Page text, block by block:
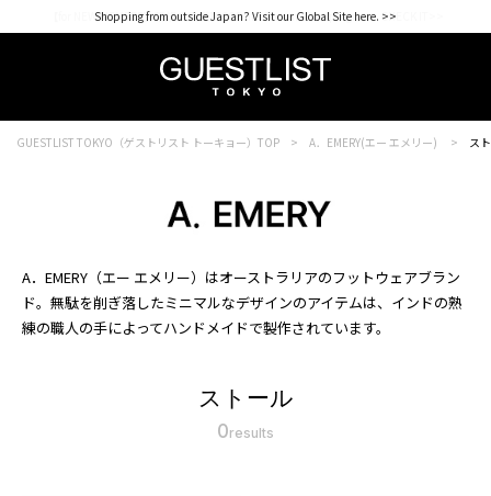
Shopping from outside Japan? Visit our Global Site here. >>
【for NEW MEMBER】新規会員様1000Point Present Campaign CHECK IT>>
GUESTLIST TOKYO（ゲストリスト トーキョー）TOP A．EMERY(エー エメリー) ス
A．EMERY（エー エメリー）はオーストラリアのフットウェアブラン
ド。無駄を削ぎ落したミニマルなデザインのアイテムは、インドの熟
練の職人の手によってハンドメイドで製作されています。
ストール
0results